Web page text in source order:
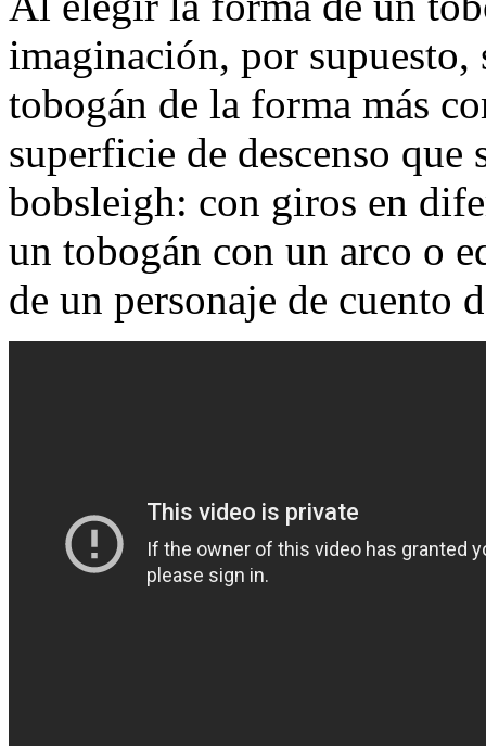
imaginación, por
tobogán de la forma más
superficie de descenso que
bobsleigh: con giros en
un tobogán con un arco o
de un personaje de cuento